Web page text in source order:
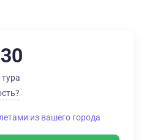
из вашего города